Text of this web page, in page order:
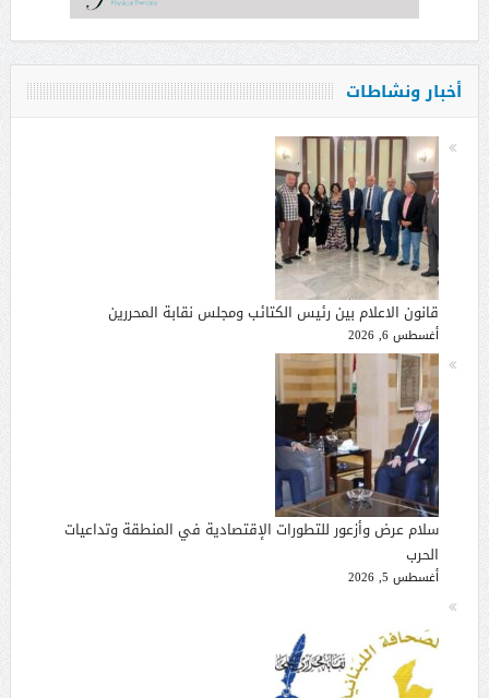
أخبار ونشاطات
قانون الاعلام بين رئيس الكتائب ومجلس نقابة المحررين
أغسطس 6, 2026
سلام عرض وأزعور للتطورات الإقتصادية في المنطقة وتداعيات
الحرب
أغسطس 5, 2026